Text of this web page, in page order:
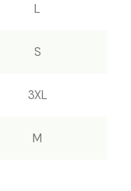
L
S
3XL
M